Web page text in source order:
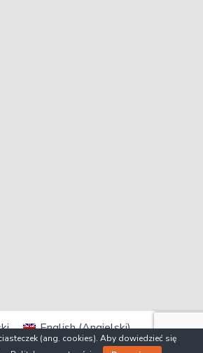
(ang. cookies). Aby dowiedzieć się
English(Angielski)